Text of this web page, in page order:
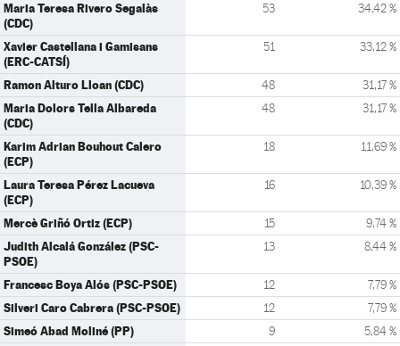
Maria Teresa Rivero Segalàs
(CDC)
53 34,42 %
Xavier Castellana i Gamisans
(ERC-CATSÍ)
51 33,12 %
Ramon Alturo Lloan (CDC) 48 31,17 %
Maria Dolors Tella Albareda
(CDC)
48 31,17 %
Karim Adrian Bouhout Calero
(ECP)
18 11,69 %
Laura Teresa Pérez Lacueva
(ECP)
16 10,39 %
Mercè Griñó Ortiz (ECP) 15 9,74 %
Judith Alcalá González (PSC-
PSOE)
13 8,44 %
Francesc Boya Alós (PSC-PSOE) 12 7,79 %
Silveri Caro Cabrera (PSC-PSOE) 12 7,79 %
Simeó Abad Moliné (PP) 9 5,84 %